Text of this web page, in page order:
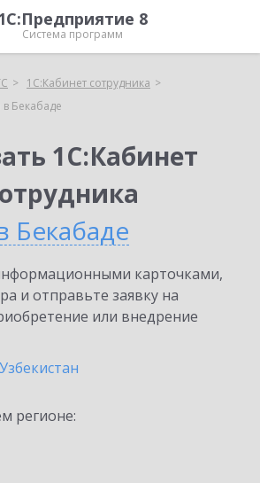
8
Система программ
1С:Кабинет сотрудника
Бекабаде
1С:Кабинет
Бекабаде
карточками,
и отправьте заявку на
или внедрение
Узбекистан
регионе: